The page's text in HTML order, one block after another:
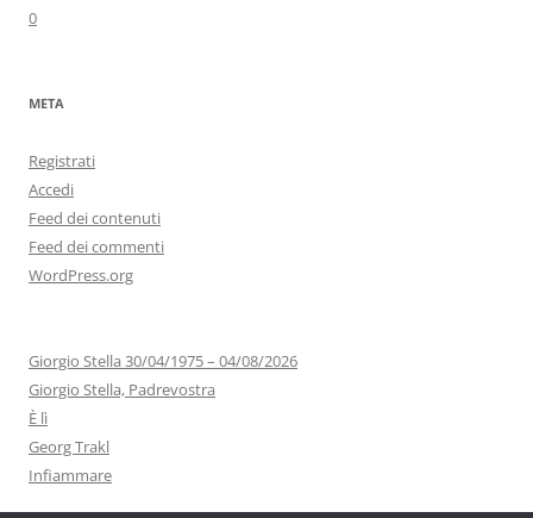
0
META
Registrati
Accedi
Feed dei contenuti
Feed dei commenti
WordPress.org
Giorgio Stella 30/04/1975 – 04/08/2026
Giorgio Stella, Padrevostra
È lì
Georg Trakl
Infiammare